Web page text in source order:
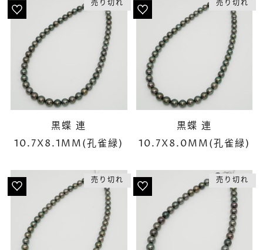
売り切れ
黒蝶 連
10.7X8.1MM(孔雀緑)
売り切れ
黒蝶 連
10.7X8.0MM(孔雀緑)
売り切れ 売り切れ